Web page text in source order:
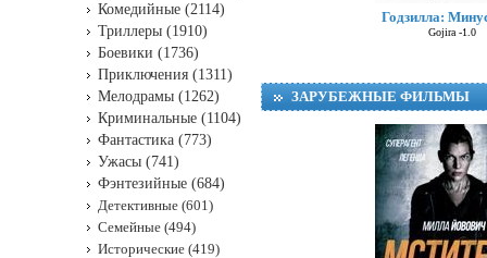
Годзилла:
Gojira -1.0
ЗАРУБЕЖНЫЕ ФИЛЬМЫ
Комедийные (2114)
Триллеры (1910)
Боевики (1736)
Приключения (1311)
Мелодрамы (1262)
Криминальные (1104)
Фантастика (773)
Ужасы (741)
Фэнтезийные (684)
Детективные (601)
Семейные (494)
Исторические (419)